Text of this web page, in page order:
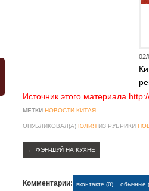
02/
Источник этого материала
МЕТКИ НОВОСТИ КИТАЯ
ОПУБЛИКОВАЛ(А) ЮЛИЯ ИЗ РУБРИКИ
← ФЭН-ШУЙ НА КУХНЕ
Комментарии: вконтакте (0) обычные